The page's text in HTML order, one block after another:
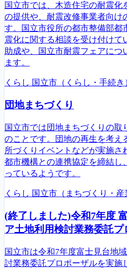
国立市では、木造住宅の耐震化
の提供や、耐震改修事業者向け
す。国立市役所の都市整備部都
震化に関する相談を受け付けて
助成や、国立市耐震フェアにつ
ます。
くらし 国立市（くらし・手続き
団地まちづくり
国立市では団地まちづくりの取
のことです。団地の再生を考え
所づくりイベントなどが実施さ
都市機構との連携協定を締結し
っているようです。
くらし 国立市（まちづくり・産
(終了しました)令和7年度
ア土地利用検討業務委託
国立市は令和7年度富士見台地
討業務委託プロポーザルを実施